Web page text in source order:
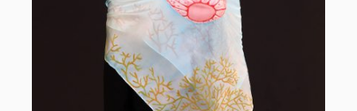
AÑADIR AL CARRITO / DETALLES